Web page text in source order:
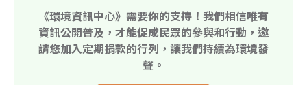
《環境資訊中心》需要你的支持！我們相信唯有
資訊公開普及，才能促成民眾的參與和行動，邀
請您加入定期捐款的行列，讓我們持續為環境發
聲。